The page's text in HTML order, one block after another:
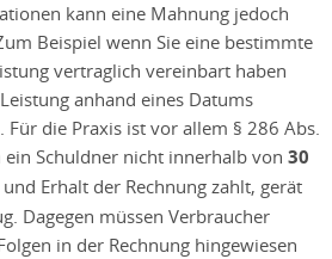
kann eine Mahnung jedoch
Beispiel wenn Sie eine bestimmte
vertraglich vereinbart haben
anhand eines Datums
die Praxis ist vor allem § 286 Abs.
ein Schuldner nicht innerhalb von 30
und Erhalt der Rechnung zahlt, gerät
Dagegen müssen Verbraucher
in der Rechnung hingewiesen